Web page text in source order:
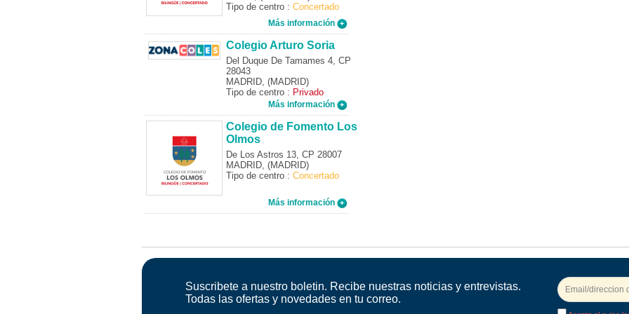
Tipo de centro : Concertado
Más información
Colegio Arturo Soria
Del Duque De Tamames 4, CP
28043
MADRID, (MADRID)
Tipo de centro : Privado
Más información
Colegio de Fomento Los
Olmos
De Los Astros 13, CP 28007
MADRID, (MADRID)
Tipo de centro : Concertado
Más información
Suscribete a nuestro boletin. Recibe nuestras noticias y entrevistas.
Todas las ofertas y novedades en tu correo.